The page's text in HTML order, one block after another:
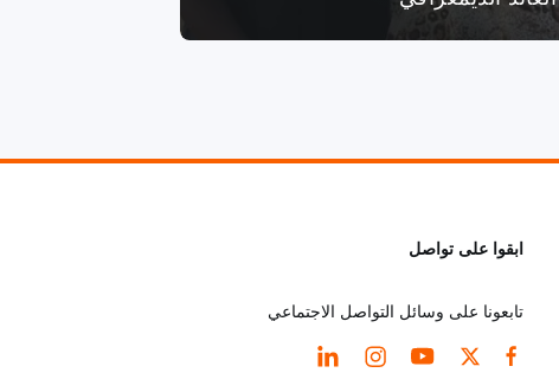
ابقوا على تواصل
تابعونا على وسائل التواصل الاجتماعي